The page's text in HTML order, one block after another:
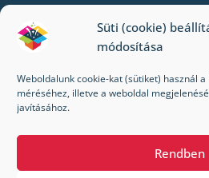
Süti (cookie)
módosítása
Weboldalunk cookie-kat (sütiket) használ
méréséhez, illetve a weboldal
javításához.
Rendben
RÓLUNK
Kik vagyunk mi?